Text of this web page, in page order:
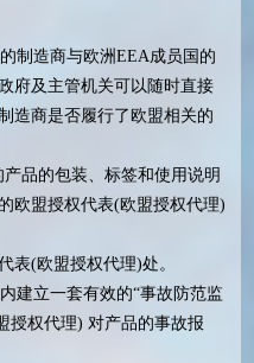
制造商与欧洲EEA成员国的
府及主管机关可以随时直接
造商是否履行了欧盟相关的
品的包装、标签和使用说明
欧盟授权代表(欧盟授权代理)
表(欧盟授权代理)处。
建立一套有效的“事故防范监
授权代理) 对产品的事故报